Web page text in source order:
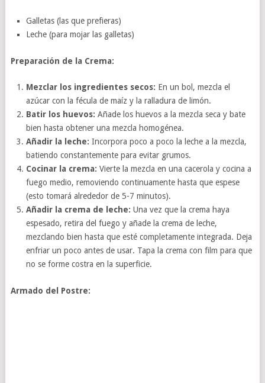
Galletas (las que prefieras)
Leche (para mojar las galletas)
Preparación de la Crema:
Mezclar los ingredientes secos: En un bol, mezcla el
azúcar con la fécula de maíz y la ralladura de limón.
Batir los huevos: Añade los huevos a la mezcla seca y bate
bien hasta obtener una mezcla homogénea.
Añadir la leche: Incorpora poco a poco la leche a la mezcla,
batiendo constantemente para evitar grumos.
Cocinar la crema: Vierte la mezcla en una cacerola y cocina a
fuego medio, removiendo continuamente hasta que espese
(esto tomará alrededor de 5-7 minutos).
Añadir la crema de leche: Una vez que la crema haya
espesado, retira del fuego y añade la crema de leche,
mezclando bien hasta que esté completamente integrada. Deja
enfriar un poco antes de usar. Tapa la crema con film para que
no se forme costra en la superficie.
Armado del Postre: